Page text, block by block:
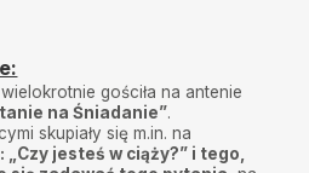
gościła na antenie
na Śniadanie”.
skupiały się m.in. na
jesteś w ciąży?” i tego,